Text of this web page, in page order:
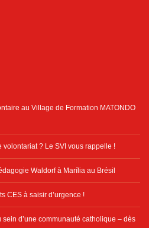
au Village de Formation MATONDO
volontariat ? Le SVI vous rappelle !
Waldorf à Marília au Brésil
CES à saisir d’urgence !
d’une communauté catholique – dès